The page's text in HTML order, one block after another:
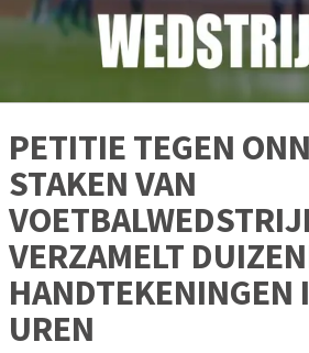
PETITIE TEGEN
STAKEN VAN
VERZAMELT
HANDTEKENINGEN
UREN